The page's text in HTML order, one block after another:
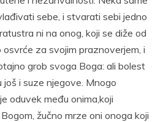
sebe, i stvarati sebi jedno
ni na onog, koji se diže od
za svojim praznoverjem, i
grob svoga Boga: ali bolest
i suze njegove. Mnogo
oduvek među onima,koji
žučno mrze oni onoga koji